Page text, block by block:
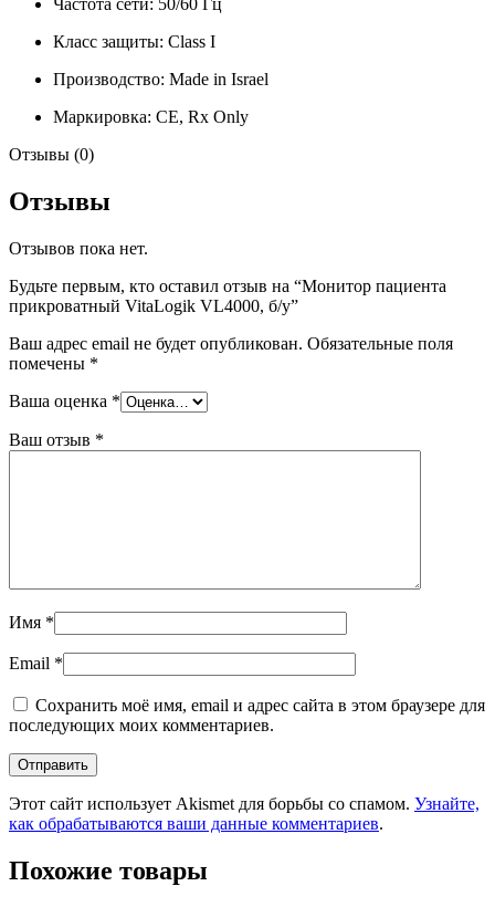
Частота сети: 50/60 Гц
Класс защиты: Class I
Производство: Made in Israel
Маркировка: CE, Rx Only
Отзывы (0)
Отзывы
Отзывов пока нет.
Будьте первым, кто оставил отзыв на “Монитор пациента
прикроватный VitaLogik VL4000, б/у”
Ваш адрес email не будет опубликован. Обязательные поля
помечены *
Ваша оценка *
Ваш отзыв *
Имя *
Email *
Сохранить моё имя, email и адрес сайта в этом браузере для
последующих моих комментариев.
Этот сайт использует Akismet для борьбы со спамом. Узнайте,
как обрабатываются ваши данные комментариев.
Похожие товары